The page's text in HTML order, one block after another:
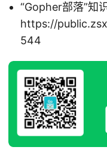
“Gopher部落”知
https://
544